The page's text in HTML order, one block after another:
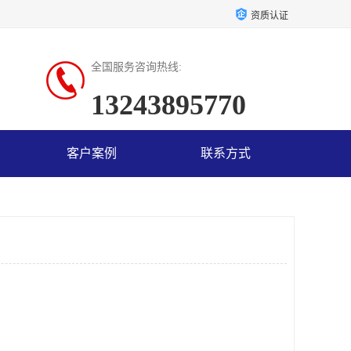
资质认证
全国服务咨询热线:
13243895770
客户案例 联系方式